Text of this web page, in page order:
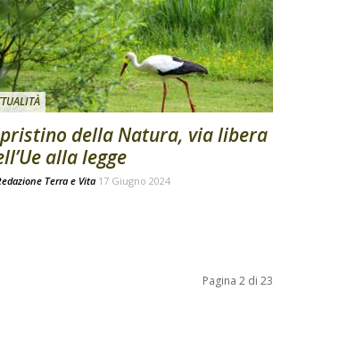
della Natura, via libera
alla legge
Terra e Vita 17 Giugno 2024
Pagina 2 di 23